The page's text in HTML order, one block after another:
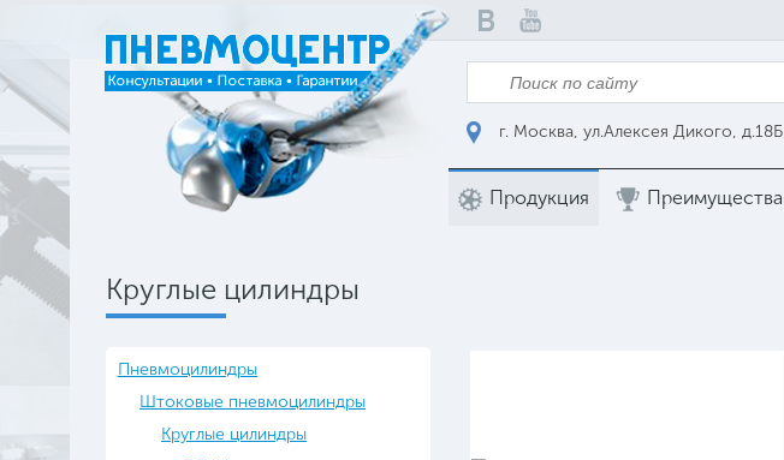
г. Москва, ул.Алексея Дикого, д.18Б
Продукция Преимущества
Круглые цилиндры
Пневмоцилиндры
Штоковые пневмоцилиндры
Круглые цилиндры